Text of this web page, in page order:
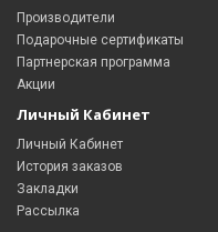
Производители
Подарочные сертификаты
Партнерская программа
Акции
Личный Кабинет
Личный Кабинет
История заказов
Закладки
Рассылка